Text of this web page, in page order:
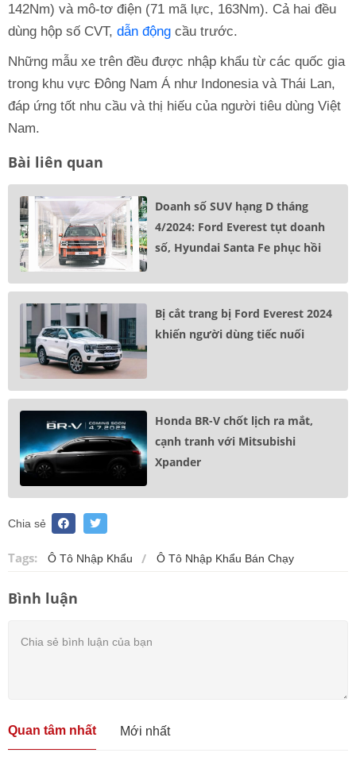
142Nm) và mô-tơ điện (71 mã lực, 163Nm). Cả hai đều
dùng hộp số CVT, dẫn động cầu trước.
Những mẫu xe trên đều được nhập khẩu từ các quốc gia
trong khu vực Đông Nam Á như Indonesia và Thái Lan,
đáp ứng tốt nhu cầu và thị hiếu của người tiêu dùng Việt
Nam.
Bài liên quan
Doanh số SUV hạng D tháng
4/2024: Ford Everest tụt doanh
số, Hyundai Santa Fe phục hồi
Bị cắt trang bị Ford Everest 2024
khiến người dùng tiếc nuối
Honda BR-V chốt lịch ra mắt,
cạnh tranh với Mitsubishi
Xpander
Chia sẻ
Tags: Ô Tô Nhập Khẩu Ô Tô Nhập Khẩu Bán Chạy
Bình luận
Quan tâm nhất Mới nhất